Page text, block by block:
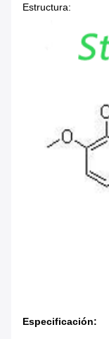
Estructura:
Especificación: